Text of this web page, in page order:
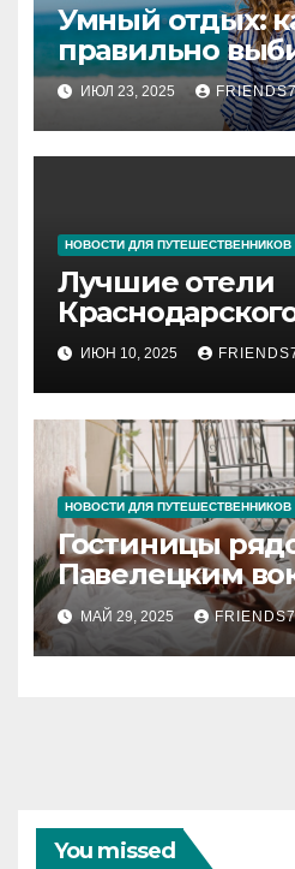
Умный отдых:
правильно
покупать туры
ИЮЛ 23, 2025
НОВОСТИ ДЛЯ ПУТЕШЕСТВЕННИКОВ
Лучшие отели
бассейном
ИЮН 10, 2025
НОВОСТИ ДЛЯ ПУТЕШЕСТВЕННИКОВ
Гостиницы
Павелецким
комфорт и
Москве
МАЙ 29, 2025
You missed